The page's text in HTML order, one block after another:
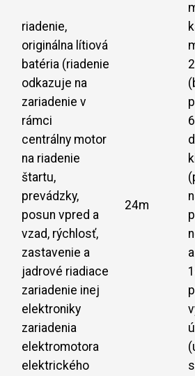
riadenie,
originálna lítiová
batéria (riadenie
odkazuje na
zariadenie v
rámci
centrálny motor
na riadenie
štartu,
prevádzky,
posun vpred a
vzad, rýchlosť,
zastavenie a
jadrové riadiace
zariadenie inej
elektroniky
zariadenia
elektromotora
elektrického
24m